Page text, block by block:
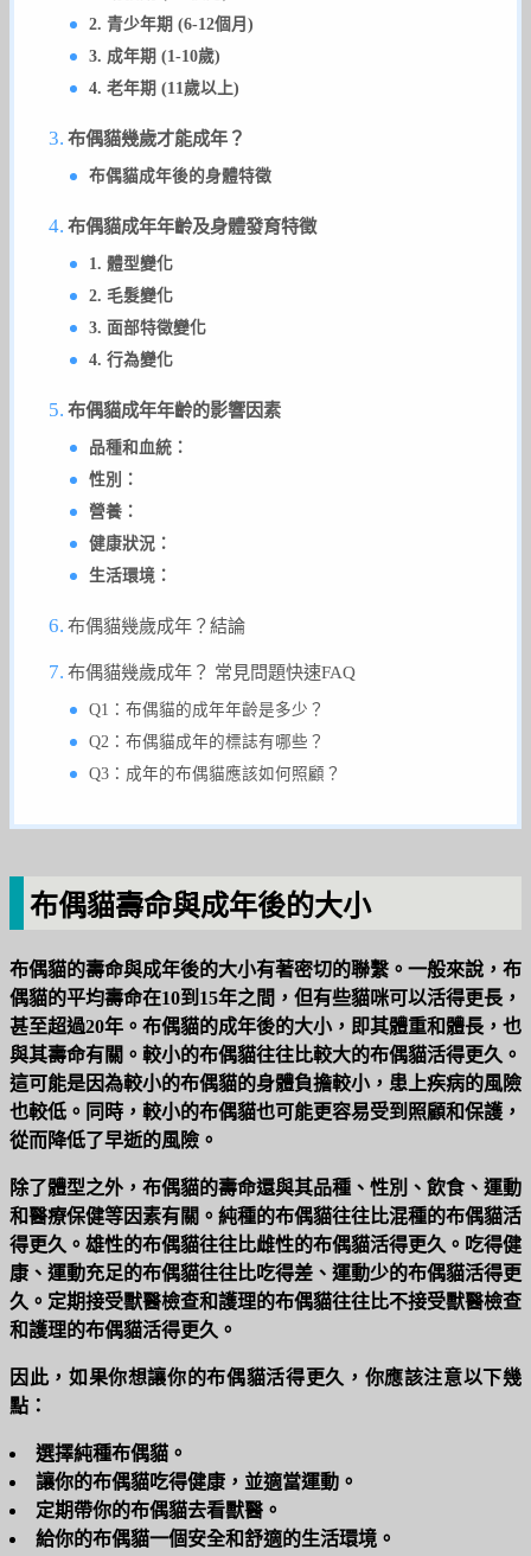
2. 青少年期 (6-12個月)
3. 成年期 (1-10歲)
4. 老年期 (11歲以上)
布偶貓幾歲才能成年？
布偶貓成年後的身體特徵
布偶貓成年年齡及身體發育特徵
1. 體型變化
2. 毛髮變化
3. 面部特徵變化
4. 行為變化
布偶貓成年年齡的影響因素
品種和血統：
性別：
營養：
健康狀況：
生活環境：
布偶貓幾歲成年？結論
布偶貓幾歲成年？ 常見問題快速FAQ
Q1：布偶貓的成年年齡是多少？
Q2：布偶貓成年的標誌有哪些？
Q3：成年的布偶貓應該如何照顧？
布偶貓壽命與成年後的大小
布偶貓的壽命與成年後的大小有著密切的聯繫。一般來說，布
偶貓的平均壽命在10到15年之間，但有些貓咪可以活得更長，
甚至超過20年。布偶貓的成年後的大小，即其體重和體長，也
與其壽命有關。較小的布偶貓往往比較大的布偶貓活得更久。
這可能是因為較小的布偶貓的身體負擔較小，患上疾病的風險
也較低。同時，較小的布偶貓也可能更容易受到照顧和保護，
從而降低了早逝的風險。
除了體型之外，布偶貓的壽命還與其品種、性別、飲食、運動
和醫療保健等因素有關。純種的布偶貓往往比混種的布偶貓活
得更久。雄性的布偶貓往往比雌性的布偶貓活得更久。吃得健
康、運動充足的布偶貓往往比吃得差、運動少的布偶貓活得更
久。定期接受獸醫檢查和護理的布偶貓往往比不接受獸醫檢查
和護理的布偶貓活得更久。
因此，如果你想讓你的布偶貓活得更久，你應該注意以下幾
點：
選擇純種布偶貓 。
讓你的布偶貓吃得健康，並適當運動。
定期帶你的布偶貓去看獸醫。
給你的布偶貓一個安全和舒適的生活環境。